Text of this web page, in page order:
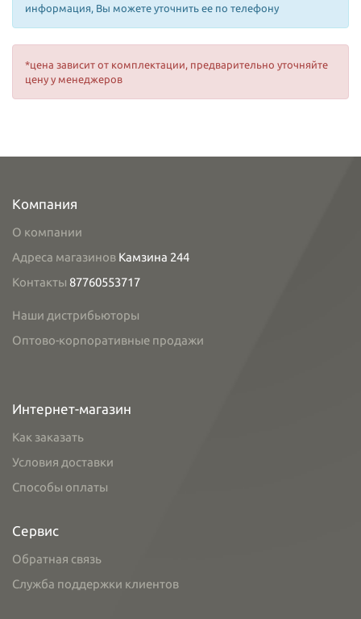
информация, Вы можете уточнить ее по телефону
*цена зависит от комплектации, предварительно уточняйте
цену у менеджеров
Компания
О компании
Адреса магазинов Камзина 244
Контакты 87760553717
Наши дистрибьюторы
Оптово-корпоративные продажи
Интернет-магазин
Как заказать
Условия доставки
Способы оплаты
Сервис
Обратная связь
Служба поддержки клиентов